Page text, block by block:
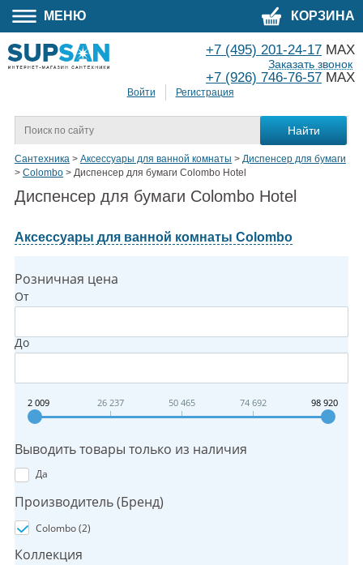
МЕНЮ КОРЗИНА
Войти Регистрация
+7 (495) 201-24-17 MAX
+7 (926) 746-76-57 MAX
Заказать звонок
Сантехника > Аксессуары для ванной комнаты > Диспенсер для бумаги
> Colombo > Диспенсер для бумаги Colombo Hotel
Диспенсер для бумаги Colombo Hotel
Аксессуары для ванной комнаты Colombo
Розничная цена
От
До
2 009 26 237 50 465 74 692 98 920
Выводить товары только из наличия
Да
Производитель (Бренд)
Colombo (2)
Коллекция